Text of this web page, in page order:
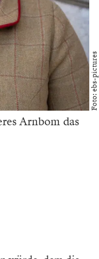
Foto: ebs-pictures
Arnbom das